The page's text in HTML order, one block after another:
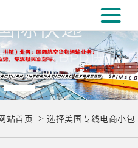
际快递
快速，安全
站首页 > 选择美国专线电商小包